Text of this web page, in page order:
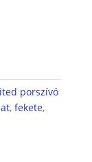
porszívó
, fekete,